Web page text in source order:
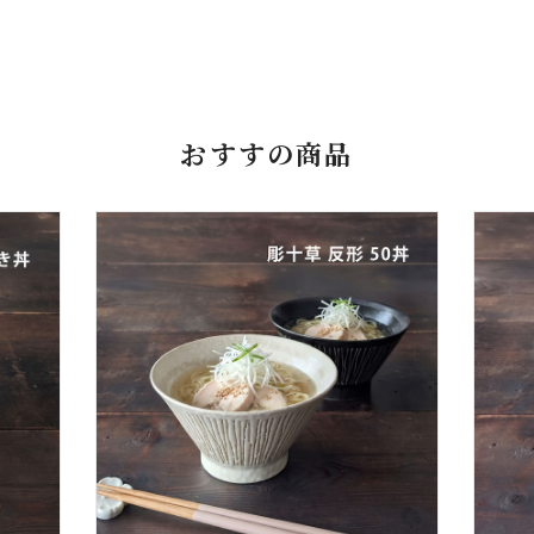
おすすの商品